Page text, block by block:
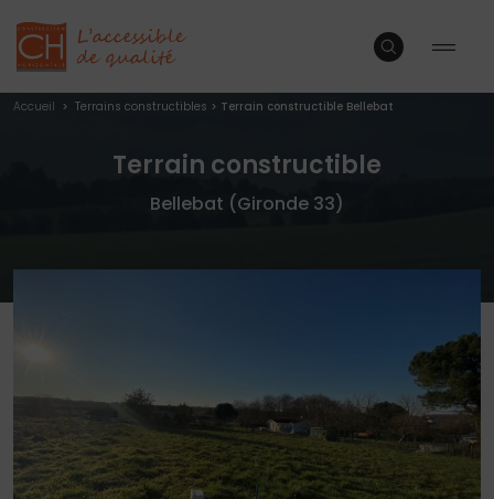
Accueil > Terrains constructibles > Terrain constructible Bellebat
Terrain constructible
Bellebat (Gironde 33)